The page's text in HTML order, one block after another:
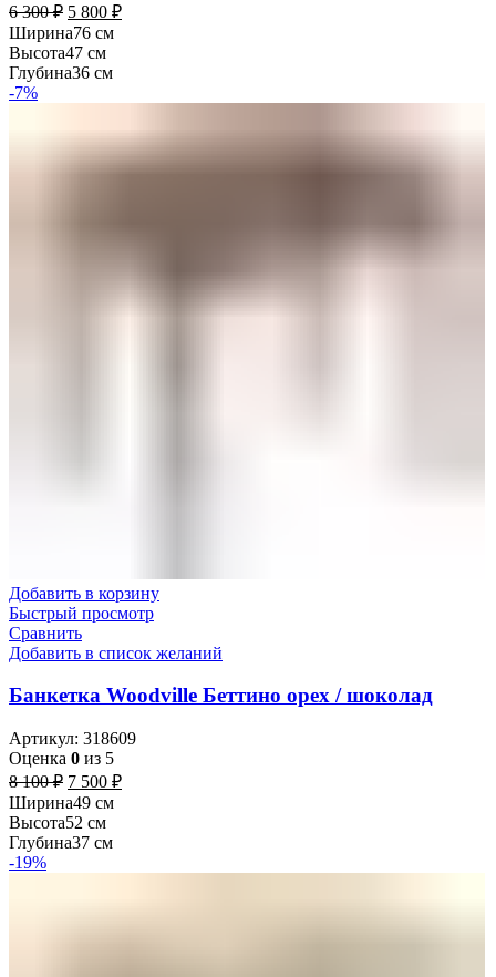
6 300₽ 5 800 ₽
Ширина76 см
Высота47 см
Глубина36 см
-7%
Добавить в корзину
Быстрый просмотр
Сравнить
Добавить в список желаний
Банкетка Woodville Беттино орех / шоколад
Артикул: 318609
Оценка 0 из 5
8 100₽ 7 500 ₽
Ширина49 см
Высота52 см
Глубина37 см
-19%